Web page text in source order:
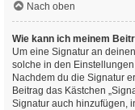
Nach oben
Wie kann ich meinem
Um eine Signatur an
solche in den
Nachdem du die Signatur
Beitrag das Kästchen
Signatur auch hinzufügen,